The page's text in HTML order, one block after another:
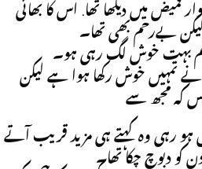
قمیض میں دیکھا تھا. اس کا بھائی
لیکن بےرحم بھی تھا۔
بہت خوش لگ رہی ہو۔
نے تمہیں خوش رکھا ہوا ہے لیکن
کہ مجھ سے
ہو رہی وہ کہتے ہی مزید قریب آتے
کو دبوچ چکا تھا۔